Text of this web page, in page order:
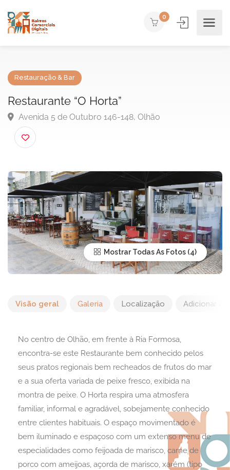
0
Restauração & Bar
Restaurante “O Horta”
Avenida 5 de Outubro 146-148, Olhão
Mostrar Todas As Fotos
Visão geral Galeria Localização Adicionar
No centro de Olhão, em frente à Ria Formosa,
encontra-se este Restaurante bem conhecido pelos
seus pratos regionais bem recheados de frutos do mar
e a sua oferta variada de peixe fresco, exibida na
montra de peixe. O Horta respira uma atmosfera
familiar, informal e agradável, sobejamente conhecido
entre clientes habituais. O espaço movimentado é
bem iluminado e espaçoso com um extenso menu de
especialidades como feijoada de marisco, carne de
porco com ameijoas, açorda de marisco, xarém (tipo